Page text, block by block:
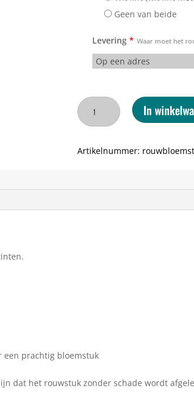
Geen van beide
Levering * Waar moet het
Rouwbloemstuk
met
In
Artikelnummer:
een prachtig bloemstuk
dat het rouwstuk zonder schade wordt